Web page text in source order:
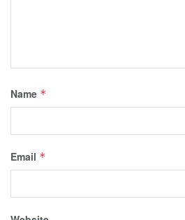
Name *
Email *